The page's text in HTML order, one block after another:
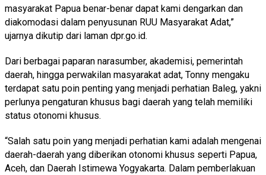
masyarakat Papua benar-benar dapat kami dengarkan dan
diakomodasi dalam penyusunan RUU Masyarakat Adat,”
ujarnya dikutip dari laman dpr.go.id.
Dari berbagai paparan narasumber, akademisi, pemerintah
daerah, hingga perwakilan masyarakat adat, Tonny mengaku
terdapat satu poin penting yang menjadi perhatian Baleg, yakni
perlunya pengaturan khusus bagi daerah yang telah memiliki
status otonomi khusus.
“Salah satu poin yang menjadi perhatian kami adalah mengenai
daerah-daerah yang diberikan otonomi khusus seperti Papua,
Aceh, dan Daerah Istimewa Yogyakarta. Dalam pemberlakuan